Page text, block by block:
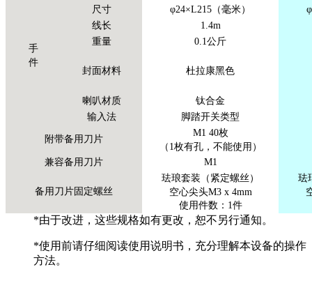
手
件
尺寸
φ24×L215（毫米）
线长
1.4m
重量
0.1公斤
封面材料 杜拉康黑色
喇叭材质
钛合金
输入法
脚踏开关类型
附带备用刀片
M1 40枚
（1枚有孔，不能使用）
兼容备用刀片
M1
备用刀片固定螺丝
珐琅套装（紧定螺丝）
空心尖头M3 x 4mm
使用件数：1件
珐
*由于改进，这些规格如有更改，恕不另行通知。
*使用前请仔细阅读使用说明书，充分理解本设备的操作
方法。